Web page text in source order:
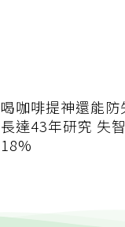
喝咖啡提神還能
長達43年研究 失
18%